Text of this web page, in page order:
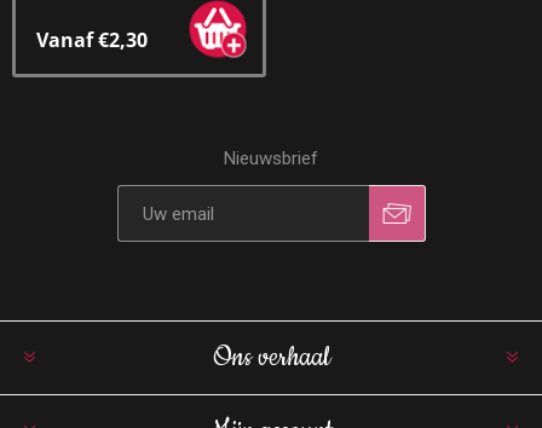
Vanaf €2,30
Nieuwsbrief
Ons verhaal